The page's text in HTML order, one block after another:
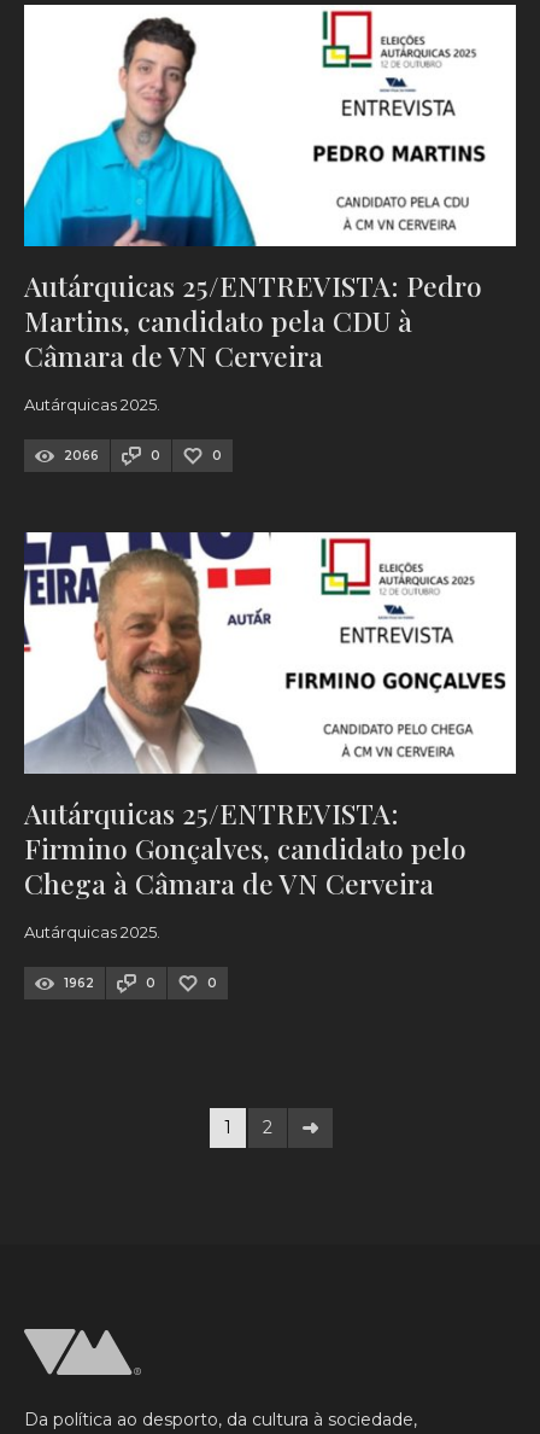
Autárquicas 25/ENTREVISTA: Pedro
Martins, candidato pela CDU à
Câmara de VN Cerveira
Autárquicas 2025.
2066 0 0
Autárquicas 25/ENTREVISTA:
Firmino Gonçalves, candidato pelo
Chega à Câmara de VN Cerveira
Autárquicas 2025.
1962 0 0
1 2
Da política ao desporto, da cultura à sociedade,